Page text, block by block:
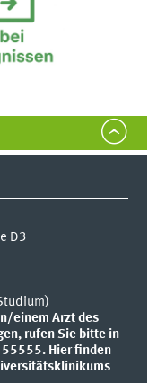
D3
einem Arzt des
rufen Sie bitte in
55555. Hier finden